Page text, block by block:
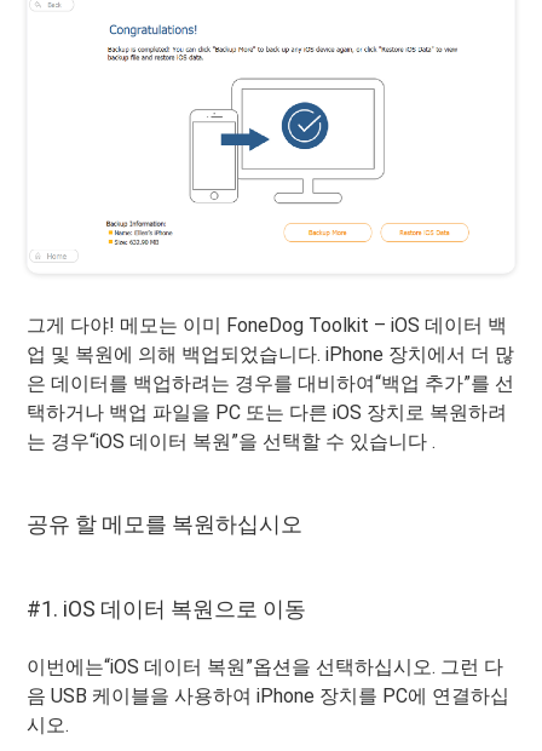
그게 다야! 메모는 이미 FoneDog Toolkit – iOS 데이터 백
업 및 복원에 의해 백업되었습니다. iPhone 장치에서 더 많
은 데이터를 백업하려는 경우를 대비하여“백업 추가”를 선
택하거나 백업 파일을 PC 또는 다른 iOS 장치로 복원하려
는 경우“iOS 데이터 복원”을 선택할 수 있습니다 .
공유 할 메모를 복원하십시오
#1. iOS 데이터 복원으로 이동
이번에는“iOS 데이터 복원”옵션을 선택하십시오. 그런 다
음 USB 케이블을 사용하여 iPhone 장치를 PC에 연결하십
시오.